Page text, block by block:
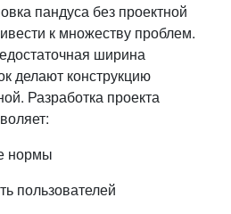
пандуса без проектной
к множеству проблем.
ширина
делают конструкцию
Разработка проекта
нормы
пользователей